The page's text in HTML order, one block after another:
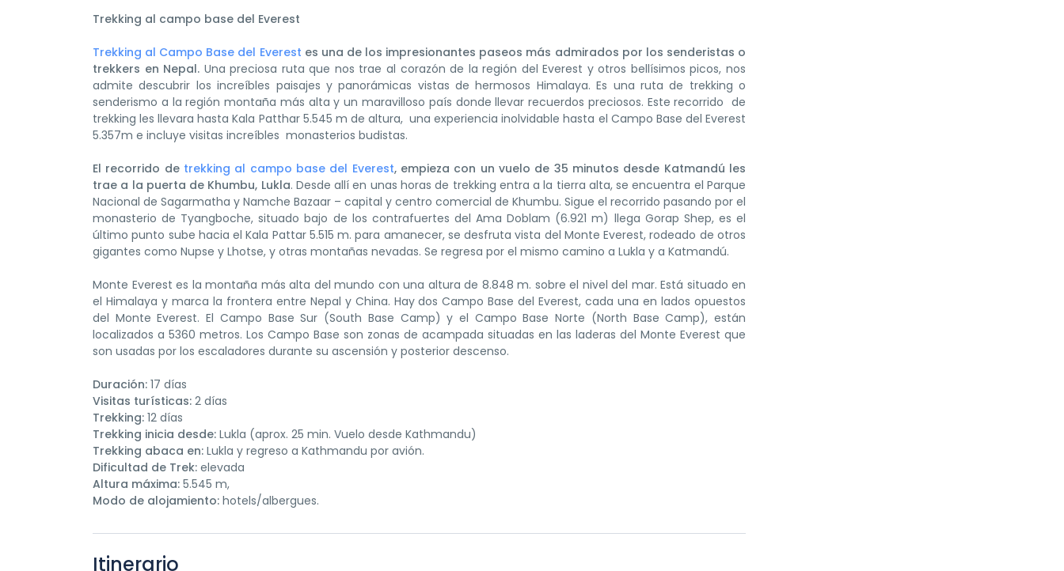
Trekking al campo base del Everest
Trekking al Campo Base del Everest es una de los impresionantes paseos más admirados por los senderistas o
trekkers en Nepal. Una preciosa ruta que nos trae al corazón de la región del Everest y otros bellísimos picos, nos
admite descubrir los increíbles paisajes y panorámicas vistas de hermosos Himalaya. Es una ruta de trekking o
senderismo a la región montaña más alta y un maravilloso país donde llevar recuerdos preciosos. Este recorrido de
trekking les llevara hasta Kala Patthar 5.545 m de altura, una experiencia inolvidable hasta el Campo Base del Everest
5.357m e incluye visitas increíbles monasterios budistas.
El recorrido de trekking al campo base del Everest, empieza con un vuelo de 35 minutos desde Katmandú les
trae a la puerta de Khumbu, Lukla. Desde allí en unas horas de trekking entra a la tierra alta, se encuentra el Parque
Nacional de Sagarmatha y Namche Bazaar – capital y centro comercial de Khumbu. Sigue el recorrido pasando por el
monasterio de Tyangboche, situado bajo de los contrafuertes del Ama Doblam (6.921 m) llega Gorap Shep, es el
último punto sube hacia el Kala Pattar 5.515 m. para amanecer, se desfruta vista del Monte Everest, rodeado de otros
gigantes como Nupse y Lhotse, y otras montañas nevadas. Se regresa por el mismo camino a Lukla y a Katmandú.
Monte Everest es la montaña más alta del mundo con una altura de 8.848 m. sobre el nivel del mar. Está situado en
el Himalaya y marca la frontera entre Nepal y China. Hay dos Campo Base del Everest, cada una en lados opuestos
del Monte Everest. El Campo Base Sur (South Base Camp) y el Campo Base Norte (North Base Camp), están
localizados a 5360 metros. Los Campo Base son zonas de acampada situadas en las laderas del Monte Everest que
son usadas por los escaladores durante su ascensión y posterior descenso.
Duración: 17 días
Visitas turísticas: 2 días
Trekking: 12 días
Trekking inicia desde: Lukla (aprox. 25 min. Vuelo desde Kathmandu)
Trekking abaca en: Lukla y regreso a Kathmandu por avión.
Dificultad de Trek: elevada
Altura máxima: 5.545 m,
Modo de alojamiento: hotels/albergues.
Itinerario